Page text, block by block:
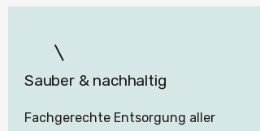
Sauber & nachhaltig
Fachgerechte Entsorgung aller